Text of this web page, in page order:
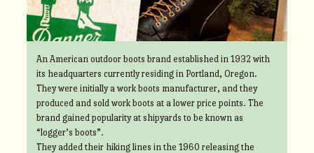
An American outdoor boots brand established in 1932 with
its headquarters currently residing in Portland, Oregon.
They were initially a work boots manufacturer, and they
produced and sold work boots at a lower price points. The
brand gained popularity at shipyards to be known as
“logger’s boots”.
They added their hiking lines in the 1960 releasing the